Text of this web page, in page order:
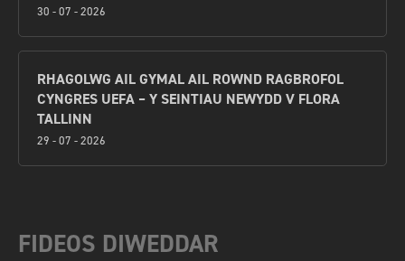
30 - 07 - 2026
RHAGOLWG AIL GYMAL AIL ROWND RAGBROFOL
CYNGRES UEFA – Y SEINTIAU NEWYDD V FLORA
TALLINN
29 - 07 - 2026
FIDEOS DIWEDDAR